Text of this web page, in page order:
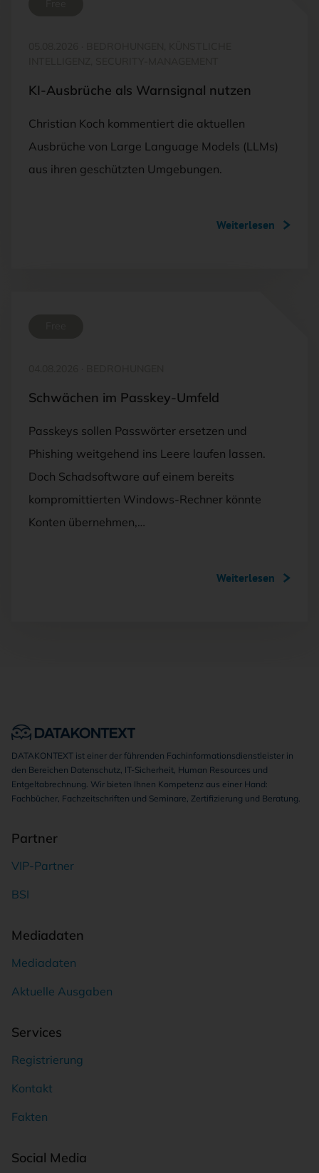
KI-Ausbrüche als Warnsignal nutzen
Christian Koch kommentiert die aktuellen
Ausbrüche von Large Language Models (LLMs)
aus ihren geschützten Umgebungen.
Weiterlesen
Schwächen im Passkey-Umfeld
Passkeys sollen Passwörter ersetzen und
Phishing weitgehend ins Leere laufen lassen.
Doch Schadsoftware auf einem bereits
kompromittierten Windows-Rechner könnte
Konten übernehmen,…
Weiterlesen
DATAKONTEXT ist einer der führenden Fachinformationsdienstleister in
den Bereichen Datenschutz, IT-Sicherheit, Human Resources und
Entgeltabrechnung. Wir bieten Ihnen Kompetenz aus einer Hand:
Fachbücher, Fachzeitschriften und Seminare, Zertifizierung und Beratung.
Partner
VIP-Partner
BSI
Mediadaten
Mediadaten
Aktuelle Ausgaben
Services
Registrierung
Kontakt
Fakten
Social Media